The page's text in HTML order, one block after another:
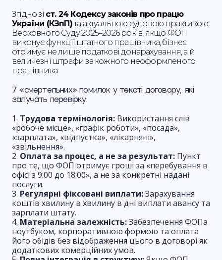
Згідно зі ст. 24 Кодексу законів про працю
України (КЗпП)та актуальною судовою практикою
Верховного Суду 2025–2026 років, якщо ФОП
виконує функції штатного працівника, бізнес
отримує не лише податкові донарахування, а й
величезні штрафи за кожного неоформленого
працівника.
7 «смертельних» помилок у тексті договору, які
залучать перевірку:
Трудова термінологія: Використання слів
«робоче місце», «графік роботи», «посада»,
«зарплата», «відпустка», «лікарняні»,
«звільнення».
Оплата за процес, а не за результат: Пункт
про те, що ФОП отримує гроші за «перебування в
офісі з 9:00 до 18:00», а не за конкретні надані
послуги.
Регулярні фіксовані виплати:Зарахування
коштів хвилину в хвилину в дні виплати авансу та
зарплати штату.
Матеріальна залежність:Забезпечення ФОПа
ноутбуком, корпоративною формою та оплата
його обідів без відображення цього в договорі як
додаткових комерційних умов.